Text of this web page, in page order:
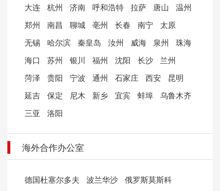
大连
杭州 济南 呼和浩特 拉萨 唐山
温州
郑州
南昌 聊城 亳州 长春 南宁
太原
无锡
哈尔滨 秦皇岛 汝州 威海 泉州
珠海
海口
苏州 银川 福州 沈阳 长沙
兰州
菏泽
贵阳 宁波 通州 石家庄 西安
昆明
延吉
保定 尼木 新乡 宜宾 蚌埠
乌鲁木齐
三亚
洛阳
海外合作办公室
德国杜塞尔多夫 波兰华沙
俄罗斯莫斯科